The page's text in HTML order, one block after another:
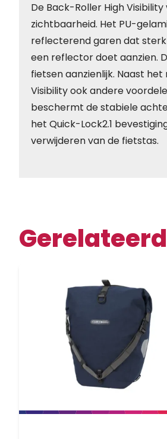
De Back-Roller High
zichtbaarheid. Het PU-
reflecterend garen dat
een reflector doet aanzien.
fietsen aanzienlijk. Naast
Visibility ook andere
beschermt de stabiele
het Quick-Lock2.1
verwijderen van de fietstas.